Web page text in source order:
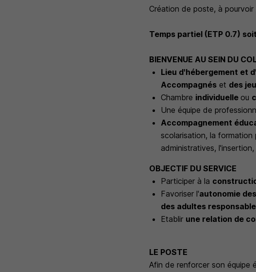
Création de poste, à pourvoir
Temps partiel (ETP 0.7)
BIENVENUE AU SEIN DU
Lieu d'hébergement et
Accompagnés et des
Chambre individuelleou
Une équipe de
Accompagnement
scolarisation, la formation
administratives,
OBJECTIF DU SERVICE
Participer à la
Favoriser l'autonomie
des adultes
Etablir une relation de
LE POSTE
Afin de renforcer son équipe